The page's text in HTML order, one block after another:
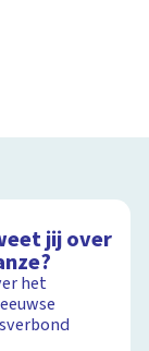
jij over
het